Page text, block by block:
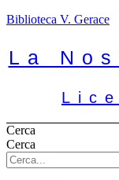
Biblioteca V. Gerace
La
Cerca
Cerca